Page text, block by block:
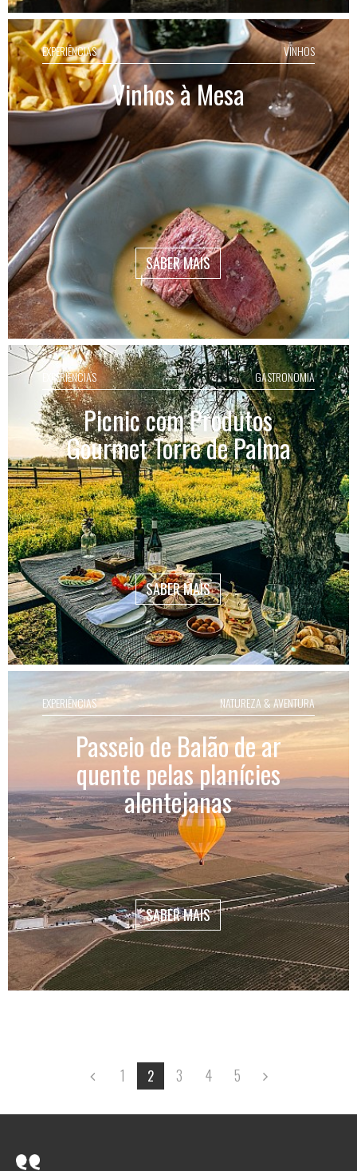
EXPERIÊNCIAS VINHOS
Vinhos à Mesa
SABER MAIS
EXPERIÊNCIAS GASTRONOMIA
Picnic com Produtos
Gourmet Torre de Palma
SABER MAIS
EXPERIÊNCIAS NATUREZA & AVENTURA
Passeio de Balão de ar
quente pelas planícies
alentejanas
SABER MAIS
1 2 3 4 5